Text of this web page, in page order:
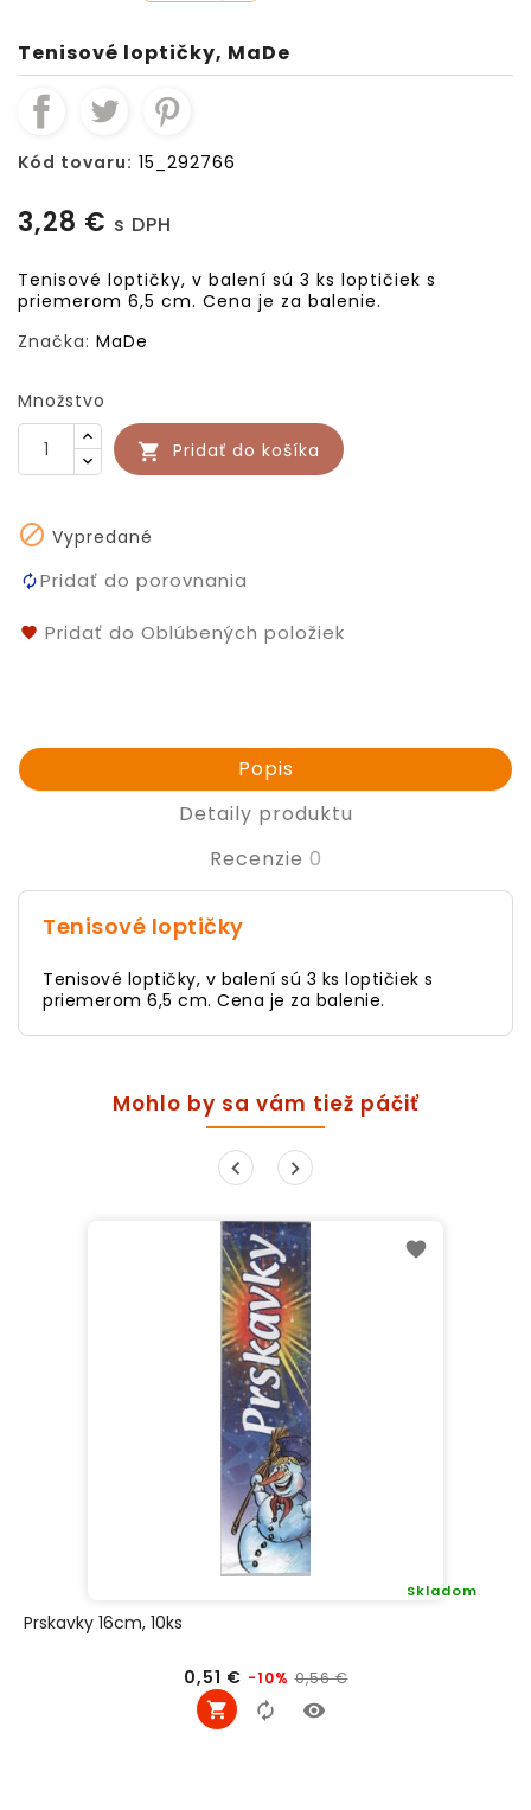
Tenisové loptičky, MaDe
Kód tovaru: 15_292766
3,28 € s DPH
Tenisové loptičky, v balení sú 3 ks loptičiek s
priemerom 6,5 cm. Cena je za balenie.
Značka: MaDe
Množstvo
 Pridať do košíka
 Vypredané
Pridať do porovnania
Pridať do Oblúbených položiek
Popis
Detaily produktu
Recenzie 0
Tenisové loptičky
Tenisové loptičky, v balení sú 3 ks loptičiek s
priemerom 6,5 cm. Cena je za balenie.
Mohlo by sa vám tiež páčiť
Prskavky 16cm, 10ks
0,51 € Bežná
cena
-10% 0,56 €
Skladom
Cena